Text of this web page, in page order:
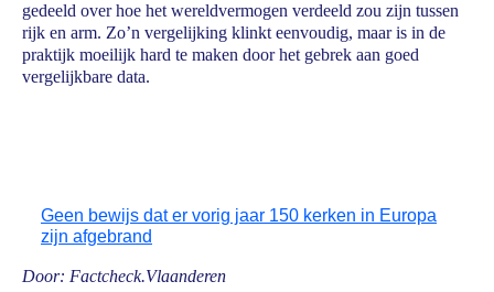
gedeeld over hoe het wereldvermogen verdeeld zou zijn tussen
rijk en arm. Zo’n vergelijking klinkt eenvoudig, maar is in de
praktijk moeilijk hard te maken door het gebrek aan goed
vergelijkbare data.
Geen bewijs dat er vorig jaar 150 kerken in Europa
zijn afgebrand
Door: Factcheck.Vlaanderen